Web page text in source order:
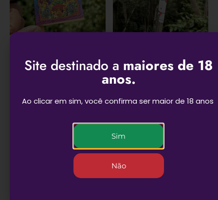
Piteira de papel
ADICIONAR AO
Piteira de vidro Hello
CARRINHO
Site destinado a maiores de 18
anos.
Ao clicar em sim, você confirma ser maior de 18 anos
Sim
Não